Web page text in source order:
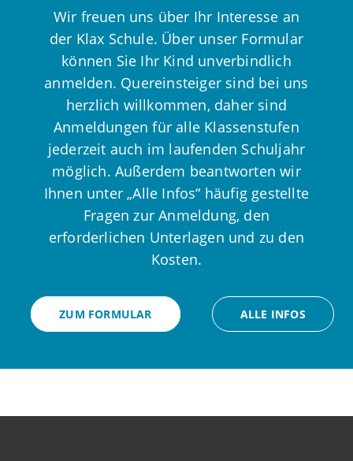
Wir freuen uns über Ihr Interesse an
der Klax Schule. Über unser Formular
können Sie Ihr Kind unverbindlich
anmelden. Quereinsteiger sind bei uns
herzlich willkommen, daher sind
Anmeldungen für alle Klassenstufen
jederzeit auch im laufenden Schuljahr
möglich. Außerdem beantworten wir
Ihnen unter „Alle Infos“ häufig gestellte
Fragen zur Anmeldung, den
erforderlichen Unterlagen und zu den
Kosten.
ZUM FORMULAR ALLE INFOS